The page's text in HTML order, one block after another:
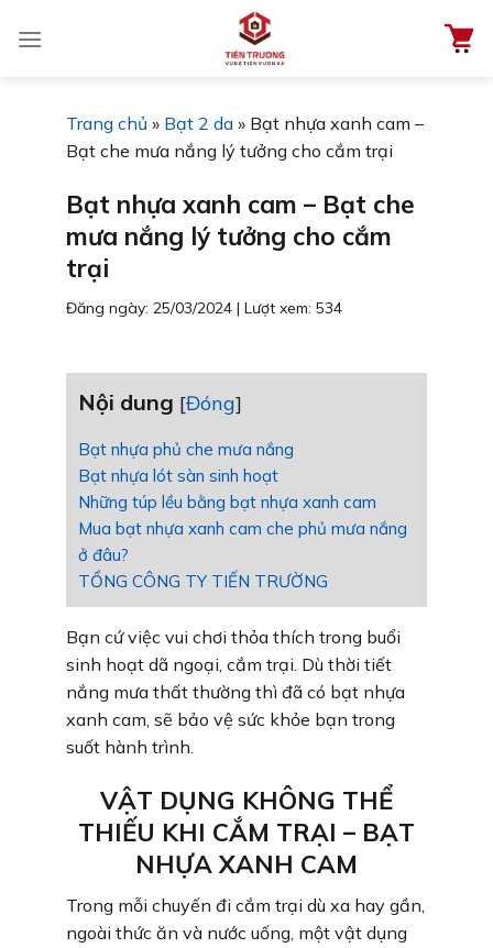
đến
Trang chủ » Bạt 2 da » Bạt nhựa xanh cam –
Bạt che mưa nắng lý tưởng cho cắm trại
Bạt nhựa xanh cam – Bạt che
mưa nắng lý tưởng cho cắm
trại
Đăng ngày: 25/03/2024 | Lượt xem: 534
Nội dung [Đóng]
Bạt nhựa phủ che mưa nắng
Bạt nhựa lót sàn sinh hoạt
Những túp lều bằng bạt nhựa xanh cam
Mua bạt nhựa xanh cam che phủ mưa nắng
ở đâu?
TỔNG CÔNG TY TIẾN TRƯỜNG
Bạn cứ việc vui chơi thỏa thích trong buổi
sinh hoạt dã ngoại, cắm trại. Dù thời tiết
nắng mưa thất thường thì đã có bạt nhựa
xanh cam, sẽ bảo vệ sức khỏe bạn trong
suốt hành trình.
VẬT DỤNG KHÔNG THỂ
THIẾU KHI CẮM TRẠI – BẠT
NHỰA XANH CAM
Trong mỗi chuyến đi cắm trại dù xa hay gần,
ngoài thức ăn và nước uống, một vật dụng